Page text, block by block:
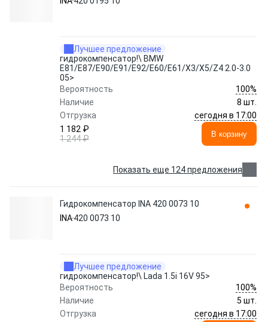
Лучшее предложение
гидрокомпенсатор!\ BMW
E81/E87/E90/E91/E92/E60/E61/X3/X5/Z4 2.0-3.0
05>
Вероятность
100%
Наличие
8 шт.
Отгрузка
сегодня в 17:00
1 182 ₽
1 244 ₽
В корзину
Показать еще 124 предложения
Гидрокомпенсатор INA 420 0073 10
INA420 0073 10
Лучшее предложение
гидрокомпенсатор!\ Lada 1.5i 16V 95>
Вероятность
100%
Наличие
5 шт.
Отгрузка
сегодня в 17:00